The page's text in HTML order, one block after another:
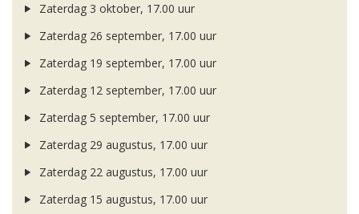
Zaterdag 3 oktober, 17.00 uur
Zaterdag 26 september, 17.00 uur
Zaterdag 19 september, 17.00 uur
Zaterdag 12 september, 17.00 uur
Zaterdag 5 september, 17.00 uur
Zaterdag 29 augustus, 17.00 uur
Zaterdag 22 augustus, 17.00 uur
Zaterdag 15 augustus, 17.00 uur